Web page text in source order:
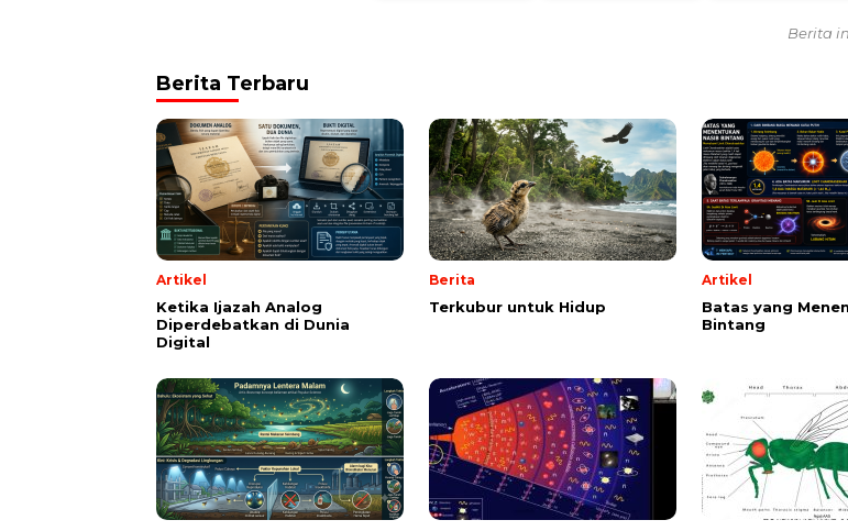
Berita
Berita Terbaru
Artikel
Ketika Ijazah Analog
Diperdebatkan di Dunia
Digital
Berita
Terkubur untuk Hidup
Artikel
Batas yang
Bintang